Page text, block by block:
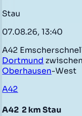
Stau
07.08.26, 13:40
A42
Dortmund zwischen
Oberhausen-West
A42
A42 2 km Stau